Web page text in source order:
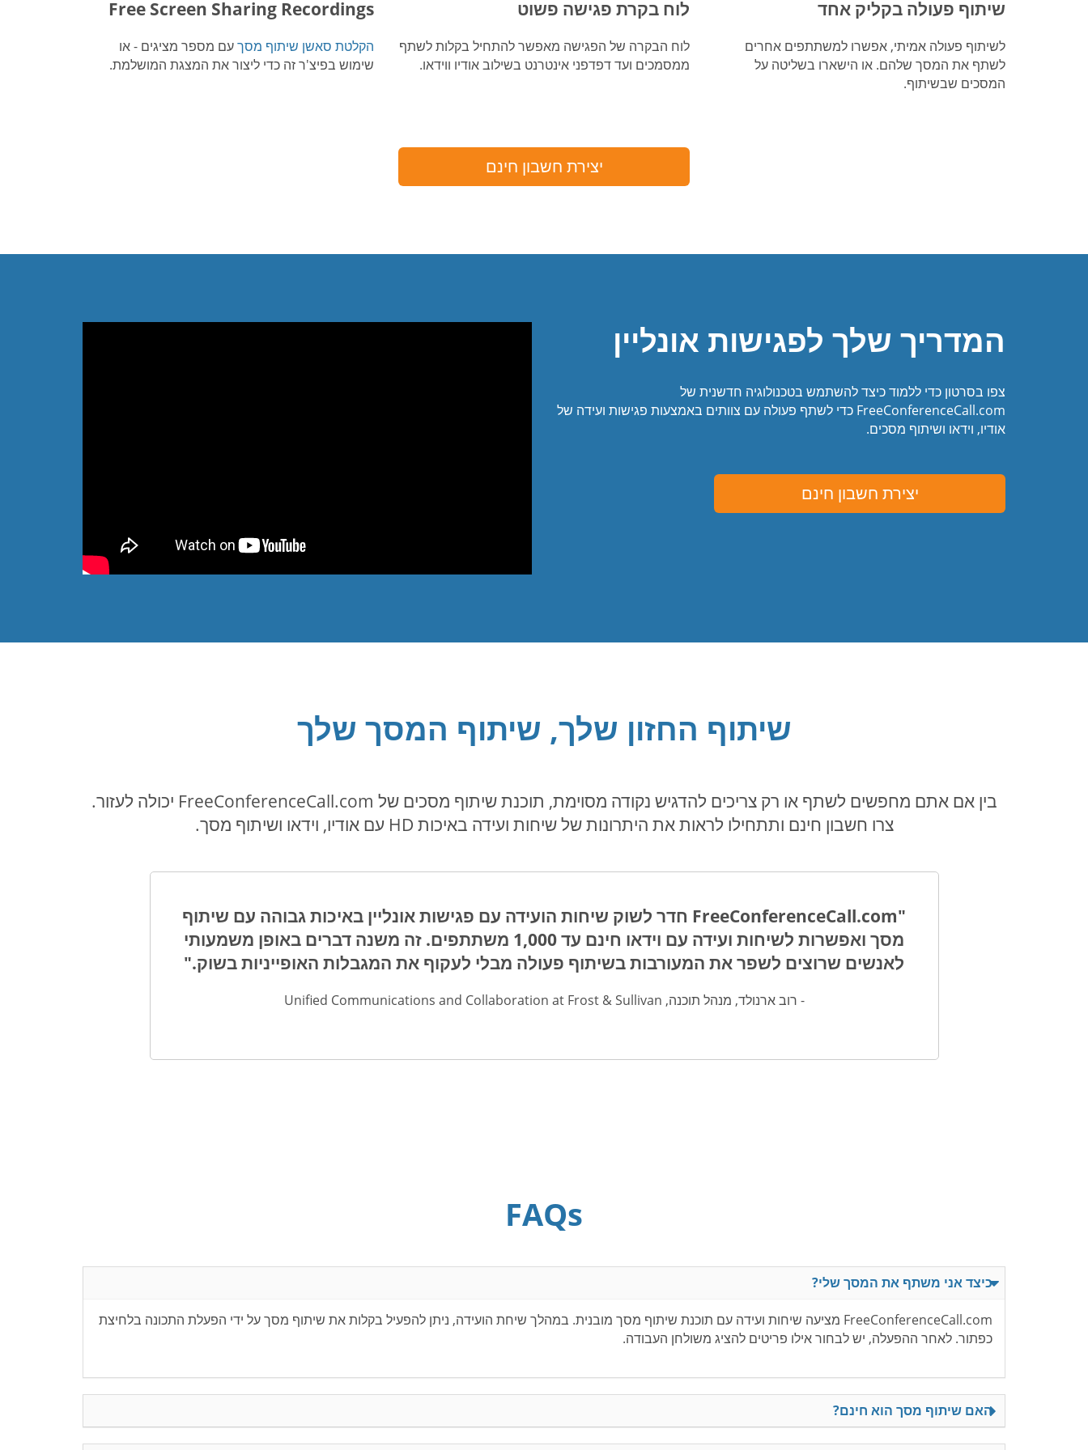
שיתוף פעולה בקליק אחד
לשיתוף פעולה אמיתי, אפשרו למשתתפים אחרים
לשתף את המסך שלהם. או הישארו בשליטה על
המסכים שבשיתוף.
לוח בקרת פגישה פשוט
לוח הבקרה של הפגישה מאפשר להתחיל בקלות לשתף
ממסמכים ועד דפדפני אינטרנט בשילוב אודיו ווידאו.
Free Screen Sharing Recordings
הקלטת סאשן שיתוף מסךעם מספר מציגים - או
שימוש בפיצ'ר זה כדי ליצור את המצגת המושלמת.
יצירת חשבון חינם
המדריך שלך לפגישות אונליין
צפו בסרטון כדי ללמוד כיצד להשתמש בטכנולוגיה חדשנית של
FreeConferenceCall.com כדי לשתף פעולה עם צוותים באמצעות פגישות ועידה של
אודיו, וידאו ושיתוף מסכים.
יצירת חשבון חינם
שיתוף החזון שלך, שיתוף המסך שלך
בין אם אתם מחפשים לשתף או רק צריכים להדגיש נקודה מסוימת, תוכנת שיתוף מסכים של FreeConferenceCall.com יכולה לעזור.
צרו חשבון חינם ותתחילו לראות את היתרונות של שיחות ועידה באיכות HD עם אודיו, וידאו ושיתוף מסך.
"FreeConferenceCall.com חדר לשוק שיחות הועידה עם פגישות אונליין באיכות גבוהה עם שיתוף
מסך ואפשרות לשיחות ועידה עם וידאו חינם עד 1,000 משתתפים. זה משנה דברים באופן משמעותי
לאנשים שרוצים לשפר את המעורבות בשיתוף פעולה מבלי לעקוף את המגבלות האופייניות בשוק."
- רוב ארנולד, מנהל תוכנה, Unified Communications and Collaboration at Frost & Sullivan
FAQs
כיצד אני משתף את המסך שלי?
FreeConferenceCall.com מציעה שיחות ועידה עם תוכנת שיתוף מסך מובנית. במהלך שיחת הועידה, ניתן להפעיל בקלות את שיתוף מסך על ידי הפעלת התכונה בלחיצת
כפתור. לאחר ההפעלה, יש לבחור אילו פריטים להציג משולחן העבודה.
האם שיתוף מסך הוא חינם?